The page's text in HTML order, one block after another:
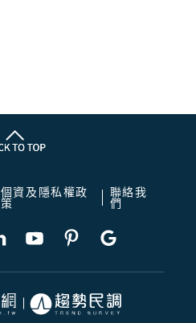
個資及隱私權政
策
聯絡我
們